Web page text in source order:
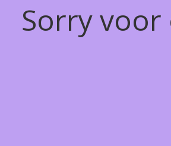
Sorry voor